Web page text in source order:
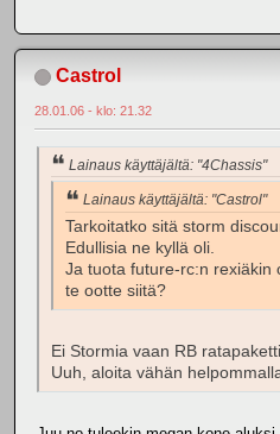
Castrol
28.01.06 - klo: 21.32
Lainaus käyttäjältä: "4Chassis"
Lainaus käyttäjältä: "Castrol"
Tarkoitatko sitä storm
Edullisia ne kyllä oli.
Ja tuota future-rc:n rexiäkin
te ootte siitä?
Ei Stormia vaan RB
Uuh, aloita vähän